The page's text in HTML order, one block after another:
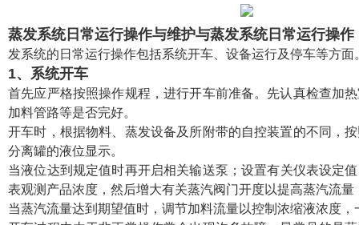
蒸发系统日常运行操作与维护与蒸发系统日常运行操作
发系统的日常运行操作包括系统开车、设备运行及停车等方面
1、系统开车
首先应严格按照操作规程，进行开车前准备。先认真检查加
加料管路等是否完好。
开车时，根据物料、蒸发设备及所附带的自控装置的不同，
分离罐的液位显示。
当液位达到规定值时再开启相关输送泵；设置有关仪表设定
表观测产品浓度，然后增大有关蒸汽阀门开度以提高蒸汽流量
当蒸汽流量达到期望值时，调节加料流量以控制浓缩液浓度